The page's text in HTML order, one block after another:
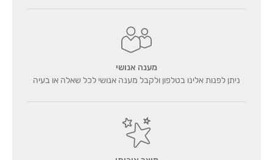
מענה אנושי
ניתן לפנות אלינו בטלפון ולקבל מענה אנושי לכל שאלה או בעיה